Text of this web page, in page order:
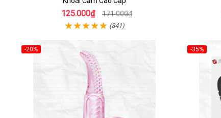
125.000₫ 171.000₫
(841)
-20% -35%